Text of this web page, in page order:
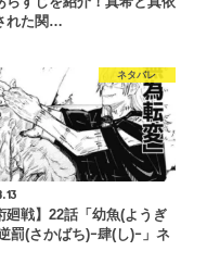
れた関…
ネタバレ
廻戦】22話「幼魚(ようぎ
罰(さかばち)ｰ肆(し)ｰ」ネ